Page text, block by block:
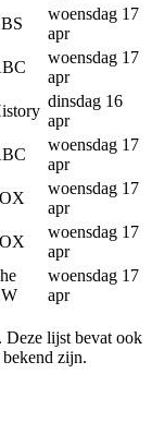
woensdag 17
apr
woensdag 17
apr
dinsdag 16
apr
woensdag 17
apr
woensdag 17
apr
woensdag 17
apr
woensdag 17
apr
Deze lijst bevat ook
zijn.